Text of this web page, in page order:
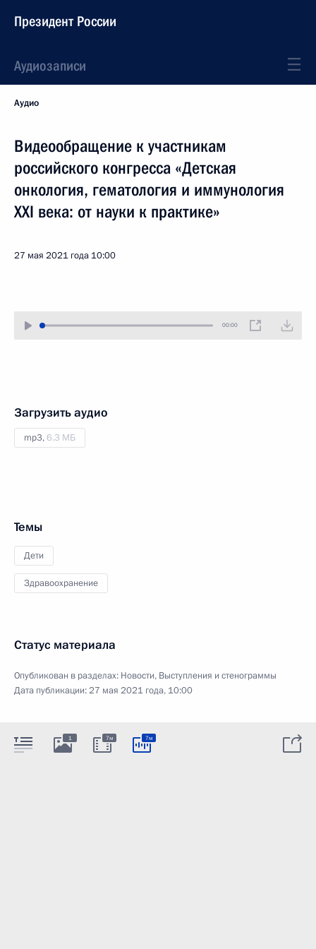
Президент России
Аудиозаписи
Аудио
Видеообращение к участникам
российского конгресса «Детская
онкология, гематология и иммунология
XXI века: от науки к практике»
27 мая 2021 года 10:00
00:00
Загрузить аудио
mp3,6.3 МБ
Темы
Дети
Здравоохранение
Статус материала
Опубликован в разделах: Новости, Выступления и стенограммы
Дата публикации:27 мая 2021 года, 10:00
1 7м 7м